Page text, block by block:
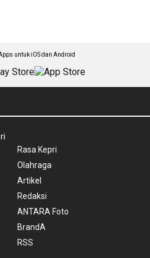
untuk iOS dan Android
Rasa Kepri
Olahraga
Artikel
Redaksi
ANTARA Foto
BrandA
RSS